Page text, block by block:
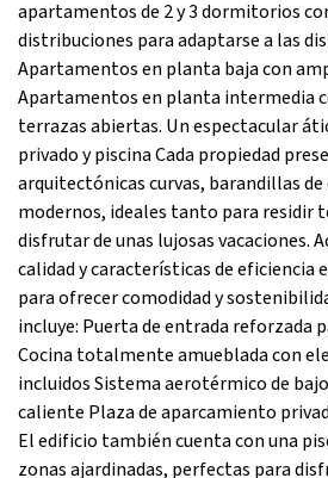
apartamentos de 2 y 3 dormitorios
distribuciones para adaptarse a las
Apartamentos en planta baja con
Apartamentos en planta intermedia
terrazas abiertas. Un espectacular
privado y piscina Cada propiedad
arquitectónicas curvas, barandillas
modernos, ideales tanto para residir
disfrutar de unas lujosas vacaciones.
calidad y características de eficiencia
para ofrecer comodidad y
incluye: Puerta de entrada reforzada
Cocina totalmente amueblada con
incluidos Sistema aerotérmico de
caliente Plaza de aparcamiento
El edificio también cuenta con una
zonas ajardinadas, perfectas para